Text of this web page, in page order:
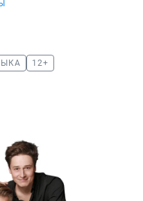
12+